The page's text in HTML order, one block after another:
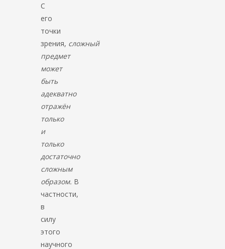
С
его
точки
зрения, сложный
предмет
может
быть
адекватно
отражён
только
и
только
достаточно
сложным
образом. В
частности,
в
силу
этого
научного